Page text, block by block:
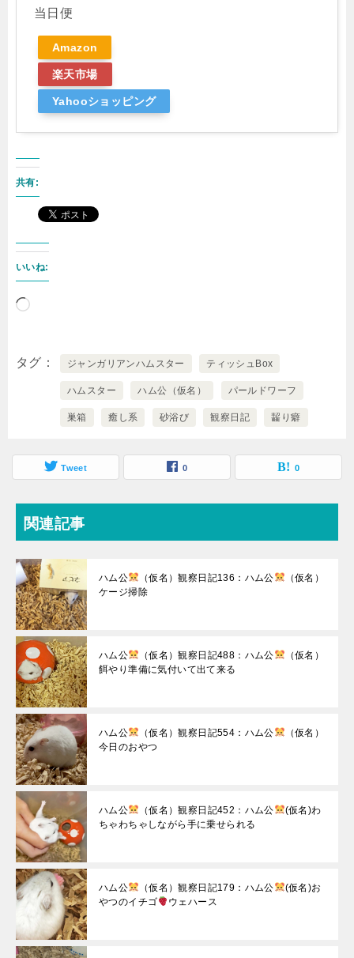
当日便
Amazon
楽天市場
Yahooショッピング
共有:
いいね:
読
タグ ジャンガリアンハムスター ティッシュBox
ハムスター ハム公（仮名） パールドワーフ
巣箱 癒し系 砂浴び 観察日記 齧り癖
Tweet 0 0
関連記事
ハム公 （仮名）観察日記136：ハム公
（仮名）
ケージ掃除
ハム公 （仮名）観察日記488：ハム公
（仮名）
餌やり準備に気付いて出て来る
ハム公 （仮名）観察日記554：ハム公
（仮名）
今日のおやつ
ハム公 （仮名）観察日記452：ハム公
(仮名)わ
ちゃわちゃしながら手に乗せられる
ハム公 （仮名）観察日記179：ハム公
(仮名)お
やつのイチゴ
ウェハース